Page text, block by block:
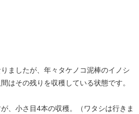
ましたが、年々タケノコ泥棒のイノシ
はその残りを収穫している状態です。
、小さ目4本の収穫。（ワタシは行きま